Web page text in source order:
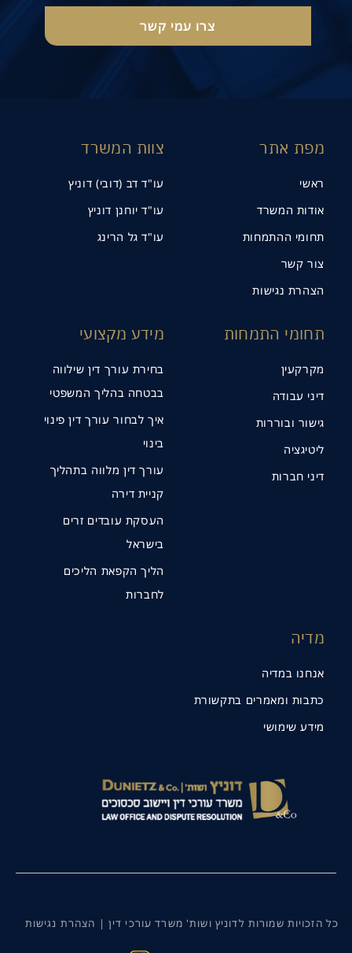
מפת אתר
ראשי
אודות המשרד
תחומי ההתמחות
צור קשר
הצהרת נגישות
צוות המשרד
עו"ד דב (דובי) דוניץ
עו"ד יוחנן דוניץ
עו"ד גל הרינג
תחומי התמחות
מקרקעין
דיני עבודה
גישור ובוררות
ליטיגציה
דיני חברות
מידע מקצועי
בחירת עורך דין שילווה
בבטחה בהליך המשפטי
איך לבחור עורך דין פינוי
בינוי
עורך דין מלווה בתהליך
קניית דירה
העסקת עובדים זרים
בישראל
הליך הקפאת הליכים
לחברות
מדיה
אנחנו במדיה
כתבות ומאמרים בתקשורת
מידע שימושי
כל הזכויות שמורות לדוניץ ושות' משרד עורכי דין | הצהרת נגישות